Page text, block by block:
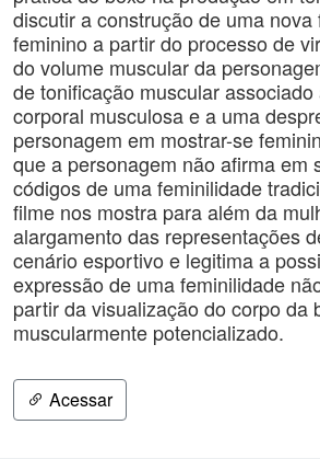
discutir a construção de uma nova
feminino a partir do processo de
do volume muscular da
de tonificação muscular
corporal musculosa e a uma
personagem em mostrar-se
que a personagem não afirma em
códigos de uma feminilidade
filme nos mostra para além da
alargamento das representações
cenário esportivo e legitima a
expressão de uma feminilidade
partir da visualização do corpo da
muscularmente potencializado.
Acessar